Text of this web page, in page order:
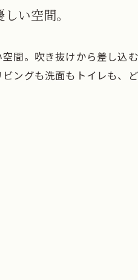
い空間。
間。吹き抜けから差し込
ングも洗面もトイレも、